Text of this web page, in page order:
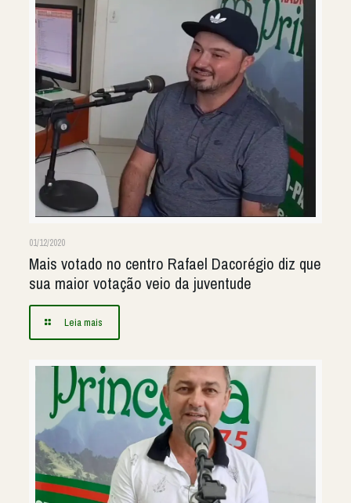
01/12/2020
Mais votado no centro Rafael Dacorégio diz que
sua maior votação veio da juventude
Leia mais